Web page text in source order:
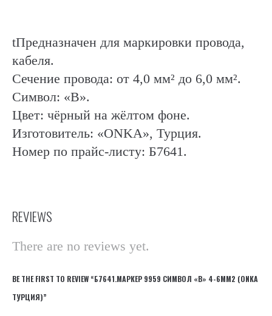
tПредназначен для маркировки провода,
кабеля.
Сечение провода: от 4,0 мм² до 6,0 мм².
Символ: «В».
Цвет: чёрный на жёлтом фоне.
Изготовитель: «ONKA», Турция.
Номер по прайс-листу: Б7641.
REVIEWS
There are no reviews yet.
BE THE FIRST TO REVIEW “Б7641.МАРКЕР 9959 СИМВОЛ «B» 4-6ММ2 (ONKA
ТУРЦИЯ)”